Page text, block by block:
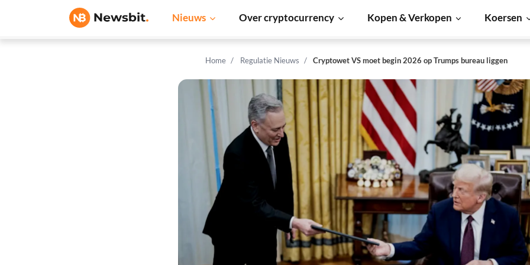
Nieuws Over cryptocurrency Kopen & Verkopen Koersen
Home Regulatie Nieuws Cryptowet VS moet begin 2026 op Trumps bureau liggen